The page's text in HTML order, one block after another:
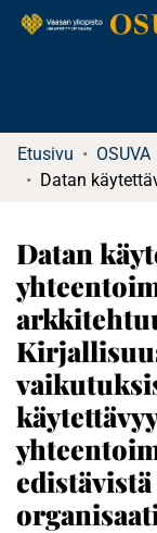
Etusivu OSUVA
Datan